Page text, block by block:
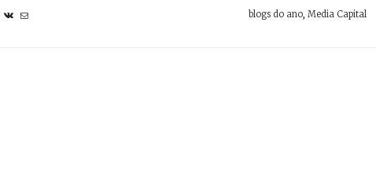
blogs do ano,Media Capital